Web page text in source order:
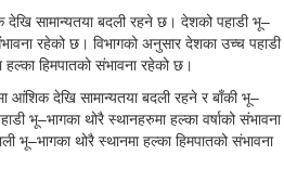
सामान्यतया बदली रहने छ। देशको पहाडी भू–
रहेको छ। विभागको अनुसार देशका उच्च पहाडी
हिमपातको संभावना रहेको छ।
आंशिक देखि सामान्यतया बदली रहने र बाँकी भू–
भू–भागका थोरै स्थानहरुमा हल्का वर्षाको संभावना
भू–भागका थोरै स्थानमा हल्का हिमपातको संभावना